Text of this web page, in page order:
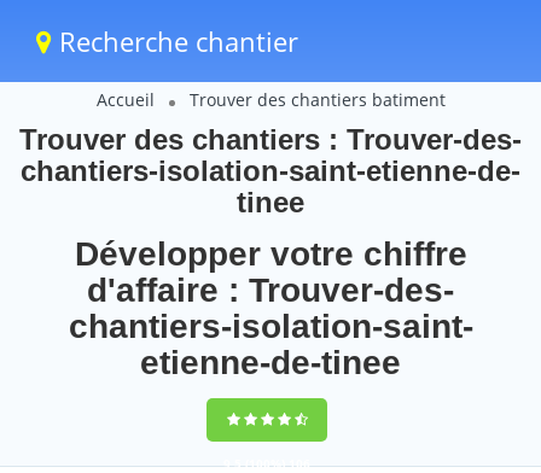
Recherche chantier
Accueil Trouver des chantiers batiment
Trouver des chantiers : Trouver-des-
chantiers-isolation-saint-etienne-de-
tinee
Développer votre chiffre
d'affaire : Trouver-des-
chantiers-isolation-saint-
etienne-de-tinee
9,5(100%)106